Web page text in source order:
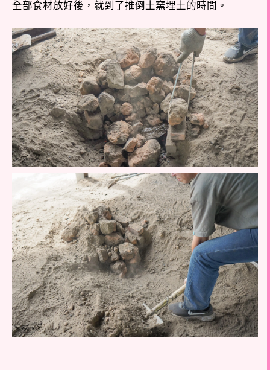
全部食材放好後，就到了推倒土窯埋土的時間。